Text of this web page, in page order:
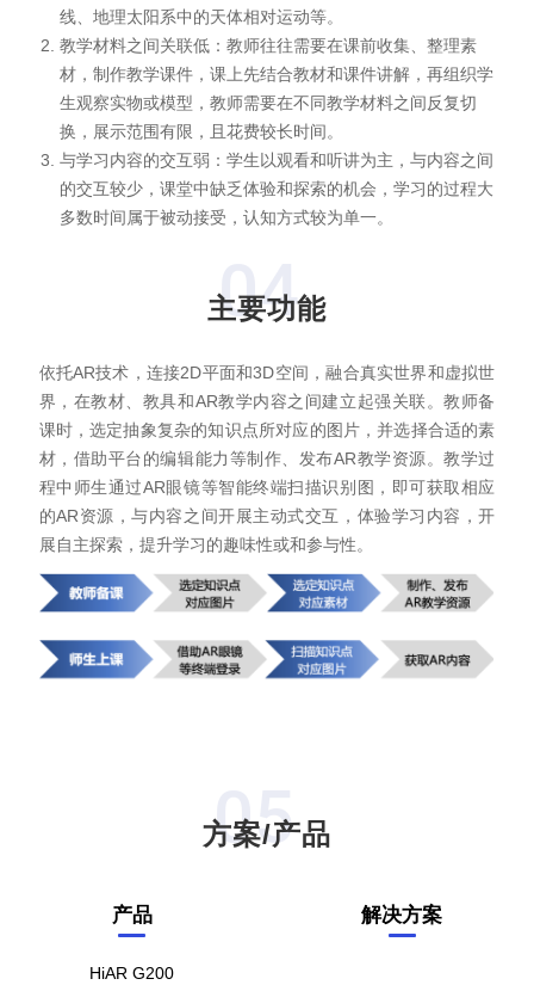
线、地理太阳系中的天体相对运动等。
教学材料之间关联低：教师往往需要在课前收集、整理素
材，制作教学课件，课上先结合教材和课件讲解，再组织学
生观察实物或模型，教师需要在不同教学材料之间反复切
换，展示范围有限，且花费较长时间。
与学习内容的交互弱：学生以观看和听讲为主，与内容之间
的交互较少，课堂中缺乏体验和探索的机会，学习的过程大
多数时间属于被动接受，认知方式较为单一。
主要功能
04
依托AR技术，连接2D平面和3D空间，融合真实世界和虚拟世
界，在教材、教具和AR教学内容之间建立起强关联。教师备
课时，选定抽象复杂的知识点所对应的图片，并选择合适的素
材，借助平台的编辑能力等制作、发布AR教学资源。教学过
程中师生通过AR眼镜等智能终端扫描识别图，即可获取相应
的AR资源，与内容之间开展主动式交互，体验学习内容，开
展自主探索，提升学习的趣味性或和参与性。
方案/产品
05
产品
HiAR G200
解决方案